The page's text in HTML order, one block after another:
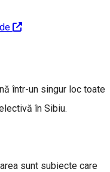
într-un singur loc toate
în Sibiu.
sunt subiecte care